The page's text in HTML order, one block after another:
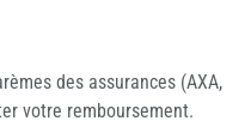
des assurances (AXA,
votre remboursement.